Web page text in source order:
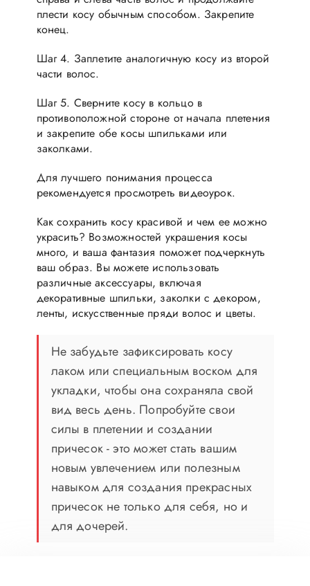
плести косу обычным способом. Закрепите
конец.
Шаг 4. Заплетите аналогичную косу из второй
части волос.
Шаг 5. Сверните косу в кольцо в
противоположной стороне от начала плетения
и закрепите обе косы шпильками или
заколками.
Для лучшего понимания процесса
рекомендуется просмотреть видеоурок.
Как сохранить косу красивой и чем ее можно
украсить? Возможностей украшения косы
много, и ваша фантазия поможет подчеркнуть
ваш образ. Вы можете использовать
различные аксессуары, включая
декоративные шпильки, заколки с декором,
ленты, искусственные пряди волос и цветы.
Не забудьте зафиксировать косу
лаком или специальным воском для
укладки, чтобы она сохраняла свой
вид весь день. Попробуйте свои
силы в плетении и создании
причесок - это может стать вашим
новым увлечением или полезным
навыком для создания прекрасных
причесок не только для себя, но и
для дочерей.